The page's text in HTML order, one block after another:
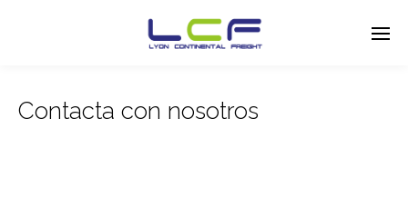
Enter tracking ID
Contacta con nosotros